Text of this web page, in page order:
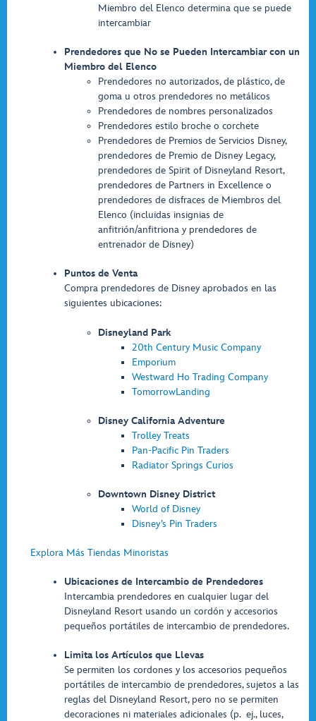
Miembro del Elenco determina que se puede
intercambiar
Prendedores que No se Pueden Intercambiar con un
Miembro del Elenco
Prendedores no autorizados, de plástico, de
goma u otros prendedores no metálicos
Prendedores de nombres personalizados
Prendedores estilo broche o corchete
Prendedores de Premios de Servicios Disney,
prendedores de Premio de Disney Legacy,
prendedores de Spirit of Disneyland Resort,
prendedores de Partners in Excellence o
prendedores de disfraces de Miembros del
Elenco (incluidas insignias de
anfitrión/anfitriona y prendedores de
entrenador de Disney)
Puntos de Venta
Compra prendedores de Disney aprobados en las
siguientes ubicaciones:
Disneyland Park
20th Century Music Company
Emporium
Westward Ho Trading Company
TomorrowLanding
Disney California Adventure
Trolley Treats
Pan-Pacific Pin Traders
Radiator Springs Curios
Downtown Disney District
World of Disney
Disney’s Pin Traders
Explora Más Tiendas Minoristas
Ubicaciones de Intercambio de Prendedores
Intercambia prendedores en cualquier lugar del
Disneyland Resort usando un cordón y accesorios
pequeños portátiles de intercambio de prendedores.
Limita los Artículos que Llevas
Se permiten los cordones y los accesorios pequeños
portátiles de intercambio de prendedores, sujetos a las
reglas del Disneyland Resort, pero no se permiten
decoraciones ni materiales adicionales (p. ej., luces,